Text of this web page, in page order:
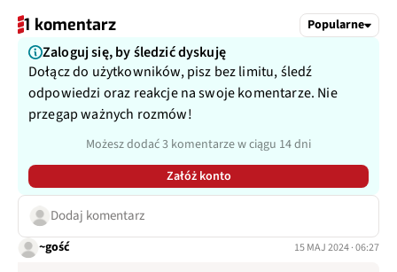
1 komentarz Popularne
Zaloguj się, by śledzić dyskuję
Dołącz do użytkowników, pisz bez limitu, śledź
odpowiedzi oraz reakcje na swoje komentarze. Nie
przegap ważnych rozmów!
Możesz dodać 3 komentarze w ciągu 14 dni
Załóż konto
Dodaj komentarz
~gość 15 MAJ 2024 · 06:27